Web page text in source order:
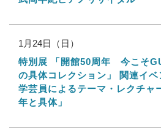
1月24日（日）
特別展 「開館50周年 今こそ
の具体コレクション」 関連イベ
学芸員によるテーマ・レクチ
年と具体」